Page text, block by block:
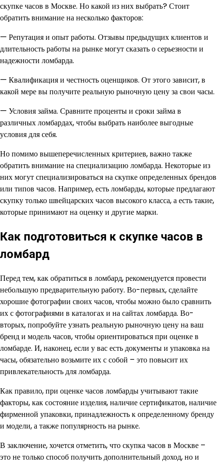
скупке часов в Москве. Но какой из них выбрать? Стоит
обратить внимание на несколько факторов:
— Репутация и опыт работы. Отзывы предыдущих клиентов и
длительность работы на рынке могут сказать о серьезности и
надежности ломбарда.
— Квалификация и честность оценщиков. От этого зависит, в
какой мере вы получите реальную рыночную цену за свои часы.
— Условия займа. Сравните проценты и сроки займа в
различных ломбардах, чтобы выбрать наиболее выгодные
условия для себя.
Но помимо вышеперечисленных критериев, важно также
обратить внимание на специализацию ломбарда. Некоторые из
них могут специализироваться на скупке определенных брендов
или типов часов. Например, есть ломбарды, которые предлагают
скупку только швейцарских часов высокого класса, а есть такие,
которые принимают на оценку и другие марки.
Как подготовиться к скупке часов в
ломбард
Перед тем, как обратиться в ломбард, рекомендуется провести
небольшую предварительную работу. Во-первых, сделайте
хорошие фотографии своих часов, чтобы можно было сравнить
их с фотографиями в каталогах и на сайтах ломбарда. Во-
вторых, попробуйте узнать реальную рыночную цену на ваш
бренд и модель часов, чтобы ориентироваться при оценке в
ломбарде. И, наконец, если у вас есть документы и упаковка на
часы, обязательно возьмите их с собой – это повысит их
привлекательность для ломбарда.
Как правило, при оценке часов ломбарды учитывают такие
факторы, как состояние изделия, наличие сертификатов, наличие
фирменной упаковки, принадлежность к определенному бренду
и модели, а также популярность на рынке.
В заключение, хочется отметить, что скупка часов в Москве –
это не только способ получить дополнительный доход, но и